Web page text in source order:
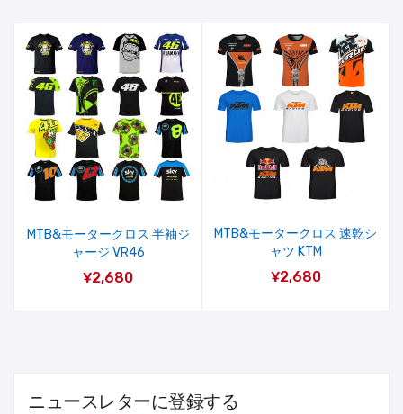
MTB&モータークロス 半袖ジ
ャージ VR46
¥2,680
MTB&モータークロス 速乾シ
ャツ KTM
¥2,680
ニュースレターに登録する